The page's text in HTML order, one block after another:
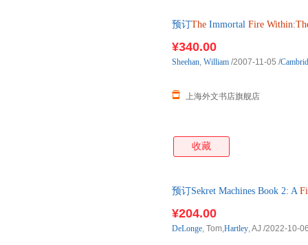
预订The Immortal Fire Within:
¥340.00
上海外文书店旗舰店
Sheehan, William /2007-11-05 /
收藏
预订Sekret Machines Book 2: A
¥204.00
DeLonge, Tom,Hartley, AJ /2022-10-